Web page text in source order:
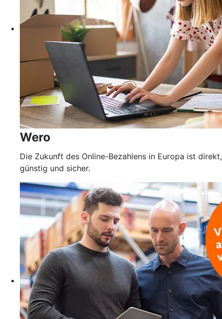
Wero
Die Zukunft des Online-Bezahlens in Europa ist direkt,
günstig und sicher.